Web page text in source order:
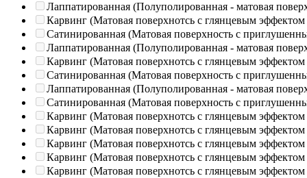
Лаппатированная (Полуполированная - матовая
Карвинг (Матовая поверхнотсь с глянцевым эффектом
Сатинированная (Матовая поверхность с
Лаппатированная (Полуполированная - матовая
Карвинг (Матовая поверхнотсь с глянцевым эффектом
Сатинированная (Матовая поверхность с
Лаппатированная (Полуполированная - матовая
Сатинированная (Матовая поверхность с
Карвинг (Матовая поверхнотсь с глянцевым эффектом
Карвинг (Матовая поверхнотсь с глянцевым эффектом
Карвинг (Матовая поверхнотсь с глянцевым эффектом
Карвинг (Матовая поверхнотсь с глянцевым эффектом
Карвинг (Матовая поверхнотсь с глянцевым эффектом